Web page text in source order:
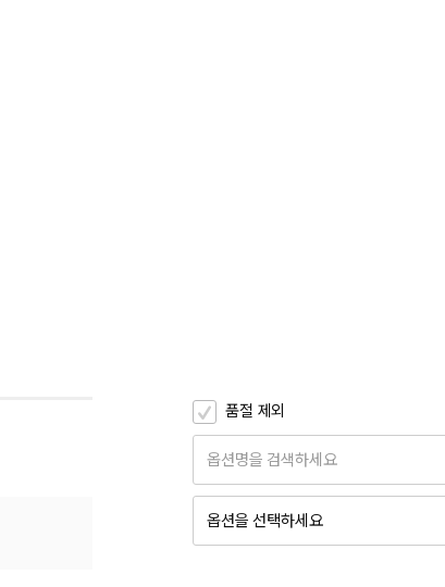
품절 제외
옵션명을 검색하세요
옵션을 선택하세요